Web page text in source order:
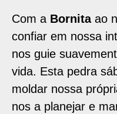
Com a Bornita ao
confiar em nossa
nos guie
vida. Esta pedra
moldar nossa
nos a planejar e